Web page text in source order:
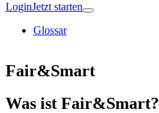
LoginJetzt starten
Glossar
Fair&Smart
Was ist Fair&Smart?